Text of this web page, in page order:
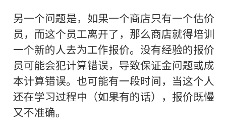
另一个问题是，如果一个商店只有一个估价
员，而这个员工离开了，那么商店就得培训
一个新的人去为工作报价。没有经验的报价
员可能会犯计算错误，导致保证金问题或成
本计算错误。也可能有一段时间，当这个人
还在学习过程中（如果有的话），报价既慢
又不准确。